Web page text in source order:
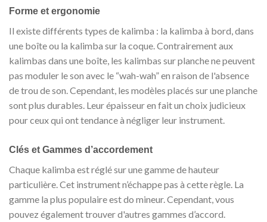
Forme et ergonomie
Il existe différents types de kalimba : la kalimba à bord, dans
une boîte ou la kalimba sur la coque. Contrairement aux
kalimbas dans une boîte, les kalimbas sur planche ne peuvent
pas moduler le son avec le “wah-wah” en raison de l'absence
de trou de son. Cependant, les modèles placés sur une planche
sont plus durables. Leur épaisseur en fait un choix judicieux
pour ceux qui ont tendance à négliger leur instrument.
Clés et Gammes d’accordement
Chaque kalimba est réglé sur une gamme de hauteur
particulière. Cet instrument n’échappe pas à cette règle. La
gamme la plus populaire est do mineur. Cependant, vous
pouvez également trouver d'autres gammes d’accord.